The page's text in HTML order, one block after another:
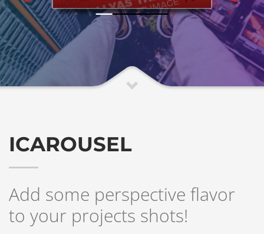
ICAROUSEL
Add some perspective flavor
to your projects shots!